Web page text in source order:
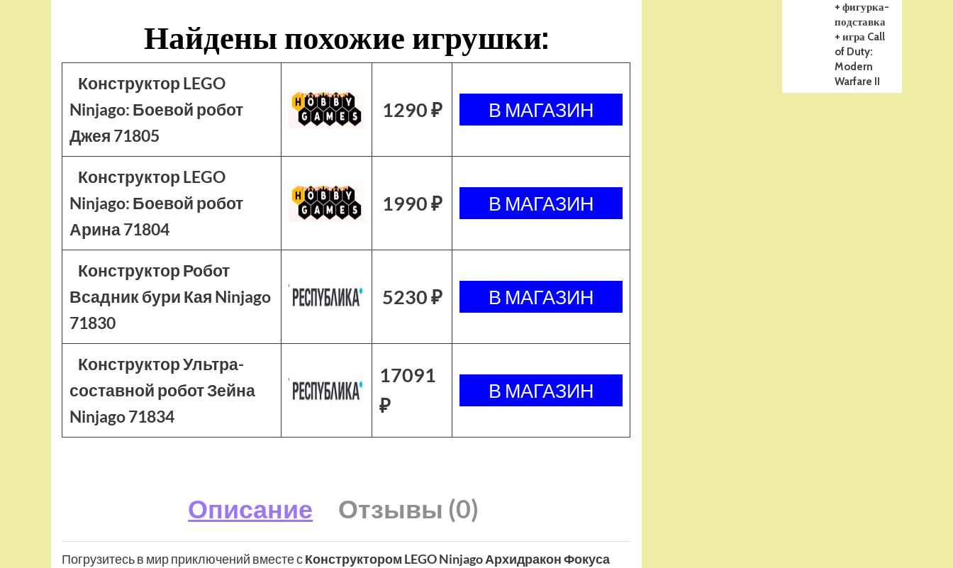
Найдены похожие игрушки:
Конструктор LEGO
Ninjago: Боевой робот
Джея 71805
1290 ₽
Конструктор LEGO
Ninjago: Боевой робот
Арина 71804
1990 ₽
Конструктор Робот
Всадник бури Кая Ninjago
71830
5230 ₽
Конструктор Ультра-
составной робот Зейна
Ninjago 71834
17091
₽
Описание Отзывы (0)
Погрузитесь в мир приключений вместе сКонструктором LEGO Ninjago Архидракон Фокуса
+ фигурка-
подставка
+ игра Call
of Duty:
Modern
Warfare II